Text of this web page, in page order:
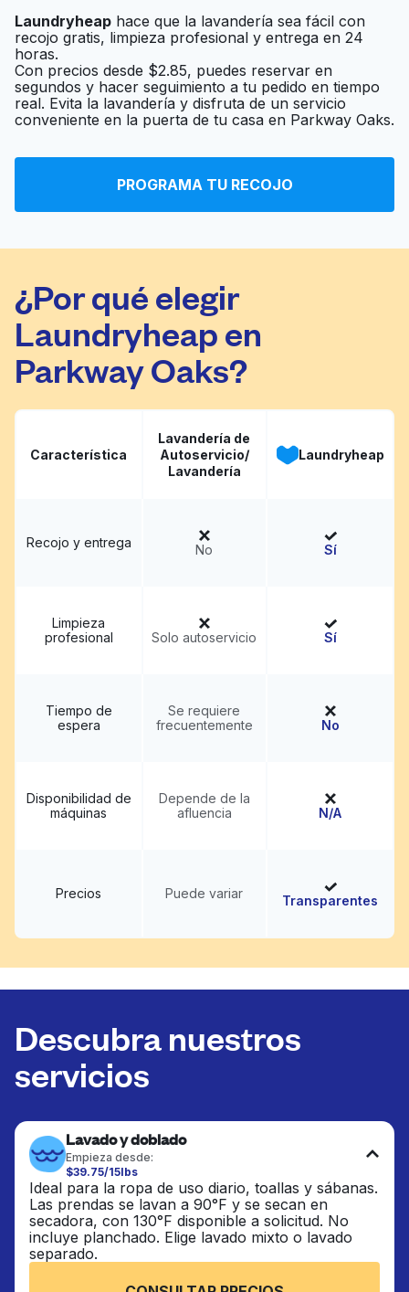
A Plus Coin Laundry Ir al sitio web
Hickory Square
Cleaners
Ir al sitio web
Washboard Dry
Ir al sitio web
Laundryheap hace que la lavandería sea fácil con
recojo gratis, limpieza profesional y entrega en 24
horas.
Con precios desde $2.85, puedes reservar en
segundos y hacer seguimiento a tu pedido en tiempo
real. Evita la lavandería y disfruta de un servicio
conveniente en la puerta de tu casa en Parkway Oaks.
PROGRAMA TU RECOJO
¿Por qué elegir
Laundryheap en
Parkway Oaks?
Característica
Lavandería de
Autoservicio/
Lavandería
Laundryheap
Recojo y entrega No Sí
Limpieza
profesional
Solo autoservicio Sí
Tiempo de
espera
Se requiere
frecuentemente
No
Disponibilidad de
máquinas
Depende de la
afluencia
N/A
Precios Puede variar Transparentes
Descubra nuestros
servicios
Lavado y doblado
Empieza desde:
$39.75/15lbs
Ideal para la ropa de uso diario, toallas y sábanas.
Las prendas se lavan a 90°F y se secan en
secadora, con 130°F disponible a solicitud. No
incluye planchado. Elige lavado mixto o lavado
separado.